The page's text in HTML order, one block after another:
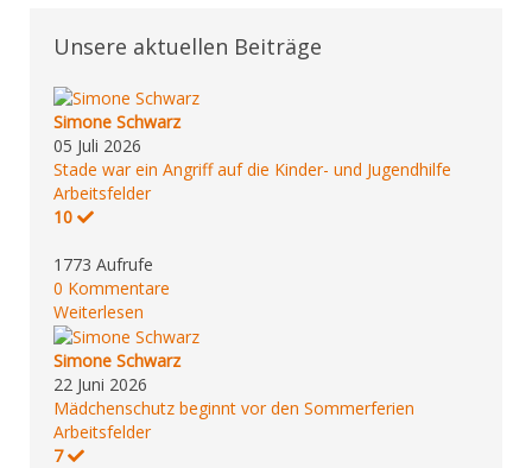
Unsere aktuellen Beiträge
Simone Schwarz
05 Juli 2026
Stade war ein Angriff auf die Kinder- und Jugendhilfe
Arbeitsfelder
10
1773 Aufrufe
0 Kommentare
Weiterlesen
Simone Schwarz
22 Juni 2026
Mädchenschutz beginnt vor den Sommerferien
Arbeitsfelder
7